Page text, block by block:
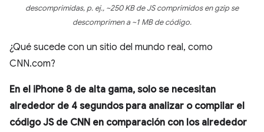
descomprimidas, p. ej., ~250 KB de JS comprimidos en gzip se
descomprimen a ~1 MB de código.
¿Qué sucede con un sitio del mundo real, como
CNN.com?
En el iPhone 8 de alta gama, solo se necesitan
alrededor de 4 segundos para analizar o compilar el
código JS de CNN en comparación con los alrededor